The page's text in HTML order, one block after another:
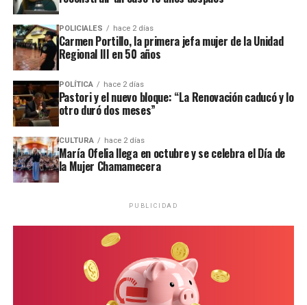
POLICIALES hace 2 días
Carmen Portillo, la primera jefa mujer de la Unidad
Regional III en 50 años
POLÍTICA hace 2 días
Pastori y el nuevo bloque: “La Renovación caducó y lo
otro duró dos meses”
CULTURA hace 2 días
María Ofelia llega en octubre y se celebra el Día de
la Mujer Chamamecera
PUBLICIDAD